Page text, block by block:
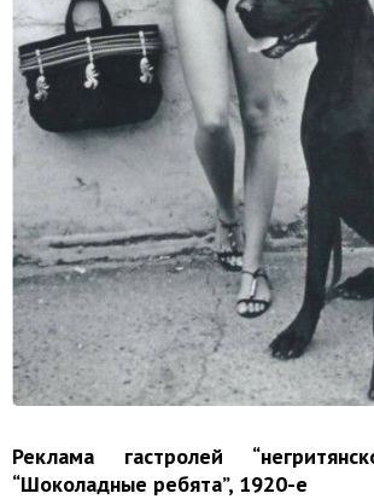
Реклама гастролей
“Шоколадные ребята”, 1920-е